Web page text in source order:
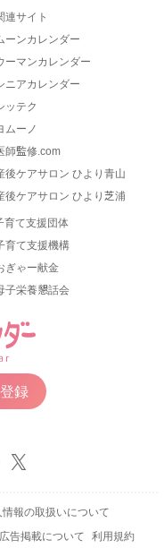
連サイト
ーンカレンダー
ーマンカレンダー
ニアカレンダー
ッテク
ムーノ
師監修.com
後ケアサロン ひより青山
後ケアサロン ひより芝浦
育て支援団体
育て支援機構
ぎゃー献金
子栄養懇話会
録
情報の取扱いについて
広告掲載について 利用規約